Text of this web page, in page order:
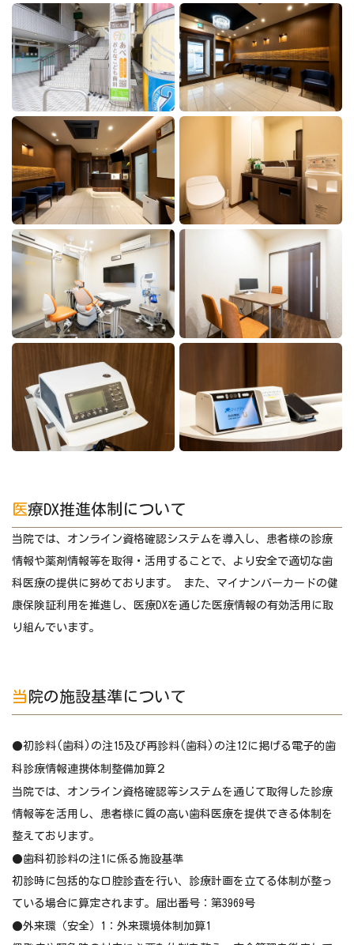
医療DX推進体制について
当院では、オンライン資格確認システムを導入し、患者様の診療
情報や薬剤情報等を取得・活用することで、より安全で適切な歯
科医療の提供に努めております。 また、マイナンバーカードの健
康保険証利用を推進し、医療DXを通じた医療情報の有効活用に取
り組んでいます。
当院の施設基準について
●初診料(歯科)の注15及び再診料(歯科)の注12に掲げる電子的歯
科診療情報連携体制整備加算２
当院では、オンライン資格確認等システムを通じて取得した診療
情報等を活用し、患者様に質の高い歯科医療を提供できる体制を
整えております。
●歯科初診料の注1に係る施設基準
初診時に包括的な口腔診査を行い、診療計画を立てる体制が整っ
ている場合に算定されます。届出番号：第3969号
●外来環（安全）1：外来環境体制加算1